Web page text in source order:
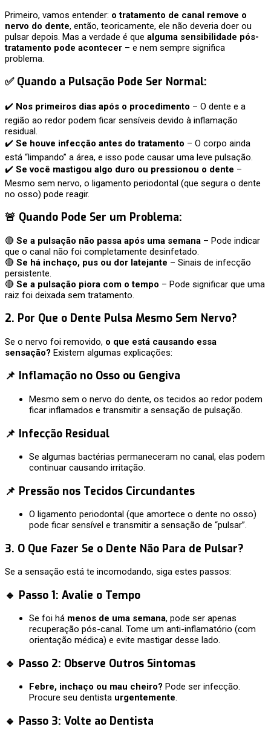
Primeiro, vamos entender: o tratamento de canal remove o
nervo do dente, então, teoricamente, ele não deveria doer ou
pulsar depois. Mas a verdade é que alguma sensibilidade pós-
tratamento pode acontecer – e nem sempre significa
problema.
✅ Quando a Pulsação Pode Ser Normal:
✔️ Nos primeiros dias após o procedimento – O dente e a
região ao redor podem ficar sensíveis devido à inflamação
residual.
✔️ Se houve infecção antes do tratamento – O corpo ainda
está “limpando” a área, e isso pode causar uma leve pulsação.
✔️ Se você mastigou algo duro ou pressionou o dente –
Mesmo sem nervo, o ligamento periodontal (que segura o dente
no osso) pode reagir.
🚨 Quando Pode Ser um Problema:
🔴 Se a pulsação não passa após uma semana – Pode indicar
que o canal não foi completamente desinfetado.
🔴 Se há inchaço, pus ou dor latejante – Sinais de infecção
persistente.
🔴 Se a pulsação piora com o tempo – Pode significar que uma
raiz foi deixada sem tratamento.
2. Por Que o Dente Pulsa Mesmo Sem Nervo?
Se o nervo foi removido, o que está causando essa
sensação? Existem algumas explicações:
📌 Inflamação no Osso ou Gengiva
Mesmo sem o nervo do dente, os tecidos ao redor podem
ficar inflamados e transmitir a sensação de pulsação.
📌 Infecção Residual
Se algumas bactérias permaneceram no canal, elas podem
continuar causando irritação.
📌 Pressão nos Tecidos Circundantes
O ligamento periodontal (que amortece o dente no osso)
pode ficar sensível e transmitir a sensação de “pulsar”.
3. O Que Fazer Se o Dente Não Para de Pulsar?
Se a sensação está te incomodando, siga estes passos:
🔹 Passo 1: Avalie o Tempo
Se foi há menos de uma semana, pode ser apenas
recuperação pós-canal. Tome um anti-inflamatório (com
orientação médica) e evite mastigar desse lado.
🔹 Passo 2: Observe Outros Sintomas
Febre, inchaço ou mau cheiro? Pode ser infecção.
Procure seu dentista urgentemente.
🔹 Passo 3: Volte ao Dentista